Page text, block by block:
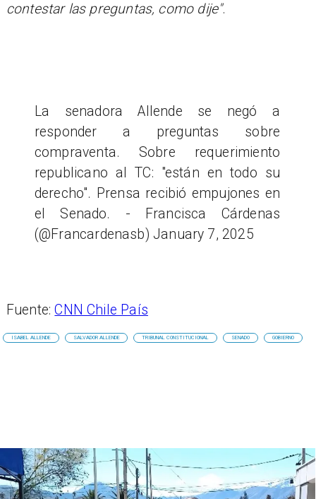
contestar las preguntas, como dije".
La senadora Allende se negó a
responder a preguntas sobre
compraventa. Sobre requerimiento
republicano al TC: "están en todo su
derecho". Prensa recibió empujones en
el Senado. - Francisca Cárdenas
(@Francardenasb) January 7, 2025
Fuente:CNN Chile País
ISABEL ALLENDE SALVADOR ALLENDE TRIBUNAL CONSTITUCIONAL SENADO GOBIERNO